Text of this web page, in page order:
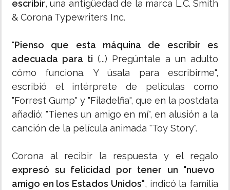
escribir, una antigüedad de la marca L.C. Smith
& Corona Typewriters Inc.
"Pienso que esta máquina de escribir es
adecuada para ti (...) Pregúntale a un adulto
cómo funciona. Y úsala para escribirme",
escribió el intérprete de películas como
"Forrest Gump" y "Filadelfia", que en la postdata
añadió: "Tienes un amigo en mí", en alusión a la
canción de la película animada "Toy Story".
Corona al recibir la respuesta y el regalo
expresó su felicidad por tener un "nuevo
amigo en los Estados Unidos", indicó la familia